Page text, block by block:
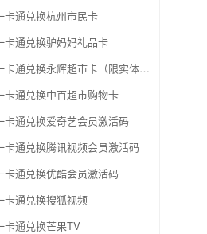
卡通兑换杭州市民卡
卡通兑换驴妈妈礼品卡
32一卡通兑换永辉超市卡（限实体卡）
卡通兑换中百超市购物卡
卡通兑换爱奇艺会员激活码
卡通兑换腾讯视频会员激活码
卡通兑换优酷会员激活码
卡通兑换搜狐视频
卡通兑换芒果TV